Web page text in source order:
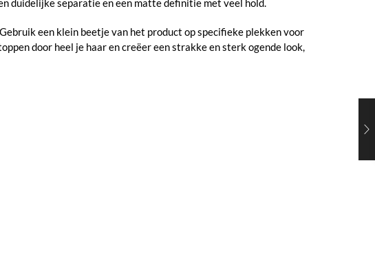
duidelijke separatie en een matte definitie met veel hold.
een klein beetje van het product op specifieke plekken voor
door heel je haar en creëer een strakke en sterk ogende look,